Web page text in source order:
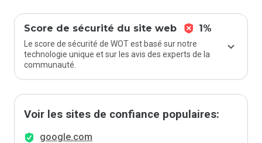
Score de sécurité du site web 1%
Le score de sécurité de WOT est basé sur notre
technologie unique et sur les avis des experts de la
communauté.
Voir les sites de confiance populaires:
google.com